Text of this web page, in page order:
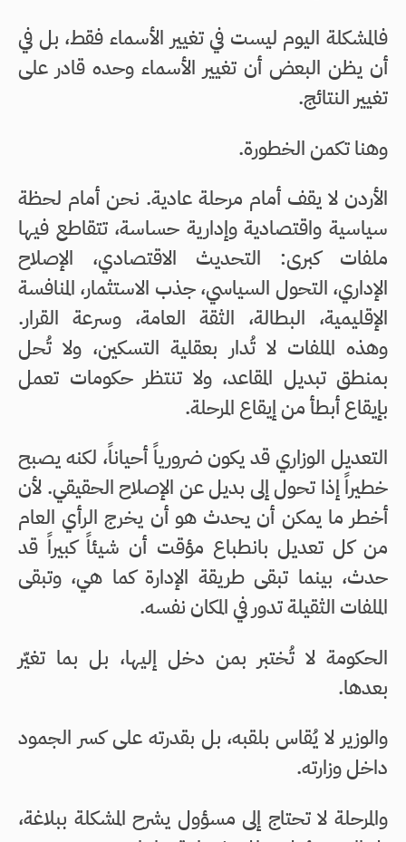
فالمشكلة اليوم ليست في تغيير الأسماء فقط، بل في
أن يظن البعض أن تغيير الأسماء وحده قادر على
تغيير النتائج.
وهنا تكمن الخطورة.
الأردن لا يقف أمام مرحلة عادية. نحن أمام لحظة
سياسية واقتصادية وإدارية حساسة، تتقاطع فيها
ملفات كبرى: التحديث الاقتصادي، الإصلاح
الإداري، التحول السياسي، جذب الاستثمار، المنافسة
الإقليمية، البطالة، الثقة العامة، وسرعة القرار.
وهذه الملفات لا تُدار بعقلية التسكين، ولا تُحل
بمنطق تبديل المقاعد، ولا تنتظر حكومات تعمل
بإيقاع أبطأ من إيقاع المرحلة.
التعديل الوزاري قد يكون ضرورياً أحياناً، لكنه يصبح
خطيراً إذا تحول إلى بديل عن الإصلاح الحقيقي. لأن
أخطر ما يمكن أن يحدث هو أن يخرج الرأي العام
من كل تعديل بانطباع مؤقت أن شيئاً كبيراً قد
حدث، بينما تبقى طريقة الإدارة كما هي، وتبقى
الملفات الثقيلة تدور في المكان نفسه.
الحكومة لا تُختبر بمن دخل إليها، بل بما تغيّر
بعدها.
والوزير لا يُقاس بلقبه، بل بقدرته على كسر الجمود
داخل وزارته.
والمرحلة لا تحتاج إلى مسؤول يشرح المشكلة ببلاغة،